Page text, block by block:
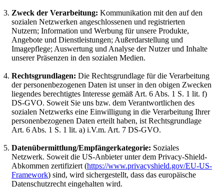
Zweck der Verarbeitung: Kommunikation mit den auf den
sozialen Netzwerken angeschlossenen und registrierten
Nutzern; Information und Werbung für unsere Produkte,
Angebote und Dienstleistungen; Außerdarstellung und
Imagepflege; Auswertung und Analyse der Nutzer und Inhalte
unserer Präsenzen in den sozialen Medien.
Rechtsgrundlagen: Die Rechtsgrundlage für die Verarbeitung
der personenbezogenen Daten ist unser in den obigen Zwecken
liegendes berechtigtes Interesse gemäß Art. 6 Abs. 1 S. 1 lit. f)
DS-GVO. Soweit Sie uns bzw. dem Verantwortlichen des
sozialen Netzwerks eine Einwilligung in die Verarbeitung Ihrer
personenbezogenen Daten erteilt haben, ist Rechtsgrundlage
Art. 6 Abs. 1 S. 1 lit. a) i.V.m. Art. 7 DS-GVO.
Datenübermittlung/Empfängerkategorie: Soziales
Netzwerk. Soweit die US-Anbieter unter dem Privacy-Shield-
Abkommen zertifiziert (https://www.privacyshield.gov/EU-US-
Framework) sind, wird sichergestellt, dass das europäische
Datenschutzrecht eingehalten wird.